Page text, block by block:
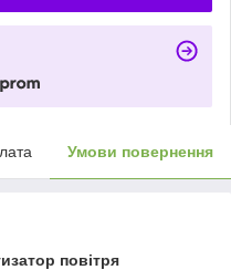
Умови повернення
повітря